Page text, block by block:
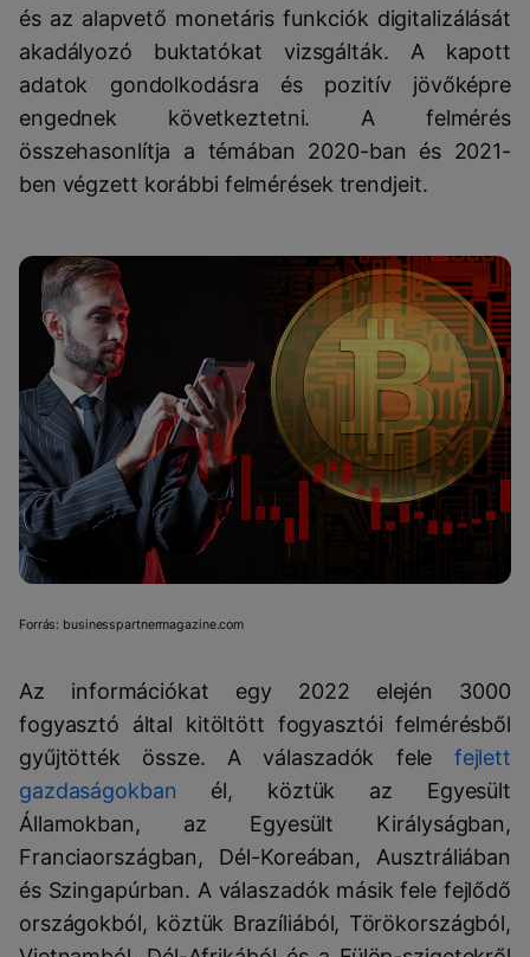
és az alapvető monetáris funkciók digitalizálását
akadályozó buktatókat vizsgálták. A kapott
adatok gondolkodásra és pozitív jövőképre
engednek következtetni. A felmérés
összehasonlítja a témában 2020-ban és 2021-
ben végzett korábbi felmérések trendjeit.
Forrás: businesspartnermagazine.com
Az információkat egy 2022 elején 3000
fogyasztó által kitöltött fogyasztói felmérésből
gyűjtötték össze. A válaszadók fele fejlett
gazdaságokban él, köztük az Egyesült
Államokban, az Egyesült Királyságban,
Franciaországban, Dél-Koreában, Ausztráliában
és Szingapúrban. A válaszadók másik fele fejlődő
országokból, köztük Brazíliából, Törökországból,